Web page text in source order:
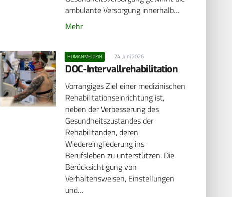
ambulante Versorgung innerhalb…
Mehr
HUMANMEDIZIN 24. Juni 2026
DOC-Intervallrehabilitation
Vorrangiges Ziel einer medizinischen
Rehabilitationseinrichtung ist,
neben der Verbesserung des
Gesundheitszustandes der
Rehabilitanden, deren
Wiedereingliederung ins
Berufsleben zu unterstützen. Die
Berücksichtigung von
Verhaltensweisen, Einstellungen
und…